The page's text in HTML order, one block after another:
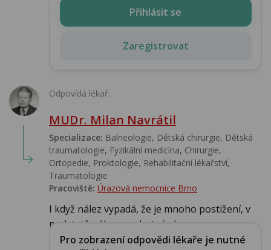
Přihlásit se
Zaregistrovat
Odpovídá lékař:
MUDr. Milan Navrátil
Specializace: Balneologie, Dětská chirurgie, Dětská
traumatologie, Fyzikální medicína, Chirurgie,
Ortopedie, Proktologie, Rehabilitační lékařství‎,
Traumatologie
Pracoviště: Úrazová nemocnice Brno
I když nález vypadá, že je mnoho postižení, v
podstatě nález mnohotný ale ne na...
Pro zobrazení odpovědi lékaře je nutné